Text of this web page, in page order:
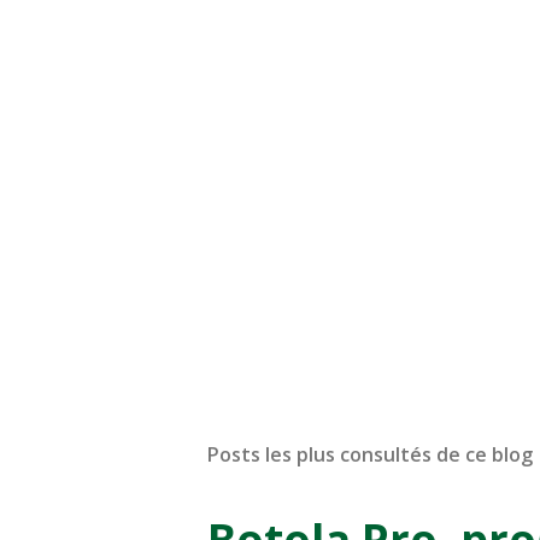
Posts les plus consultés de ce blog